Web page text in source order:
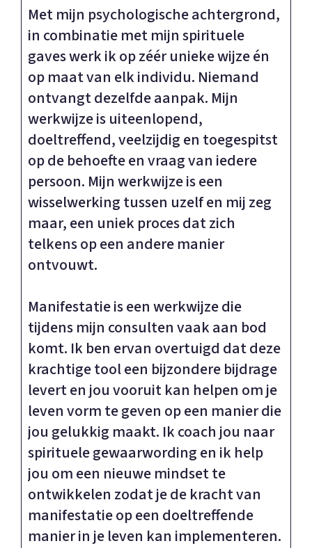
Met mijn psychologische achtergrond,
in combinatie met mijn spirituele
gaves werk ik op zéér unieke wijze én
op maat van elk individu. Niemand
ontvangt dezelfde aanpak. Mijn
werkwijze is uiteenlopend,
doeltreffend, veelzijdig en toegespitst
op de behoefte en vraag van iedere
persoon. Mijn werkwijze is een
wisselwerking tussen uzelf en mij zeg
maar, een uniek proces dat zich
telkens op een andere manier
ontvouwt.
Manifestatie is een werkwijze die
tijdens mijn consulten vaak aan bod
komt. Ik ben ervan overtuigd dat deze
krachtige tool een bijzondere bijdrage
levert en jou vooruit kan helpen om je
leven vorm te geven op een manier die
jou gelukkig maakt. Ik coach jou naar
spirituele gewaarwording en ik help
jou om een nieuwe mindset te
ontwikkelen zodat je de kracht van
manifestatie op een doeltreffende
manier in je leven kan implementeren.